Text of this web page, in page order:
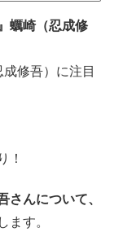
蠣崎（忍成修
修吾）に注目
！
さんについて、
ます。